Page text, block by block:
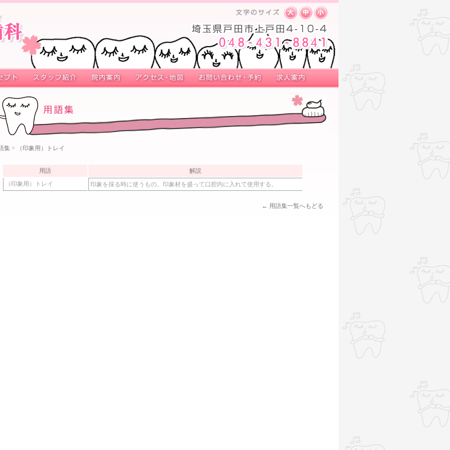
集 > （印象用）トレイ
用語
解説
（印象用）トレイ
印象を採る時に使うもの。印象材を盛って口腔内に入れて使用する。
← 用語集一覧へもどる